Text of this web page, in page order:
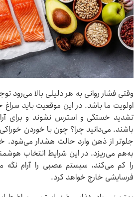
وقتی فشار روانی به هر دلیلی بالا می‌رود
اولویت ما باشد. در این موقعیت باید سراغ
تشدید خستگی و استرس نشوند و برای
باشند. می‌دانید چرا؟ چون با خوردن
جلوتر از ذهن وارد حالت هشدار
به‌هم می‌ریزد. در این شرایط انتخاب
را کم می‌کند، سیستم عصبی را آرام نگه
فرسایشی خارج خواهد کرد.